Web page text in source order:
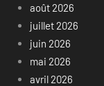
août 2026
juillet 2026
juin 2026
mai 2026
avril 2026